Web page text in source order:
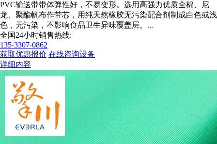
PVC输送带带体弹性好，不易变形。选用高强力优质全棉、尼
龙、聚酯帆布作带芯，用纯天然橡胶无污染配合剂制成白色或浅
色，无污染，不影响食品卫生异味覆盖层。...
全国24小时销售热线:
135-3307-0862
获取优惠报价 在线咨询设备
详细内容